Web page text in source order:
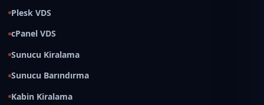
Plesk VDS
cPanel VDS
Sunucu Kiralama
Sunucu Barındırma
Kabin Kiralama